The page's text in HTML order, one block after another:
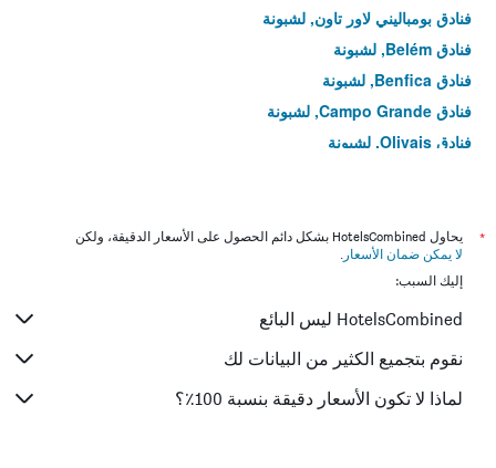
فنادق بومباليني لاور تاون, لشبونة
فنادق Belém, لشبونة
فنادق Benfica, لشبونة
فنادق Campo Grande, لشبونة
فنادق Olivais, لشبونة
فنادق São Domingos de Benfica, لشبونة
*
يحاول HotelsCombined بشكل دائم الحصول على الأسعار الدقيقة، ولكن
لا يمكن ضمان الأسعار .
إليك السبب:
HotelsCombined ليس البائع
نقوم بتجميع الكثير من البيانات لك
لماذا لا تكون الأسعار دقيقة بنسبة 100٪؟